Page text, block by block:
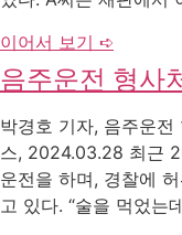
이어서 보기 ➪
음주운전 형사
박경호 기자, 음주운
스, 2024.03.28 최근
운전을 하며, 경찰에
고 있다. “술을 먹었는